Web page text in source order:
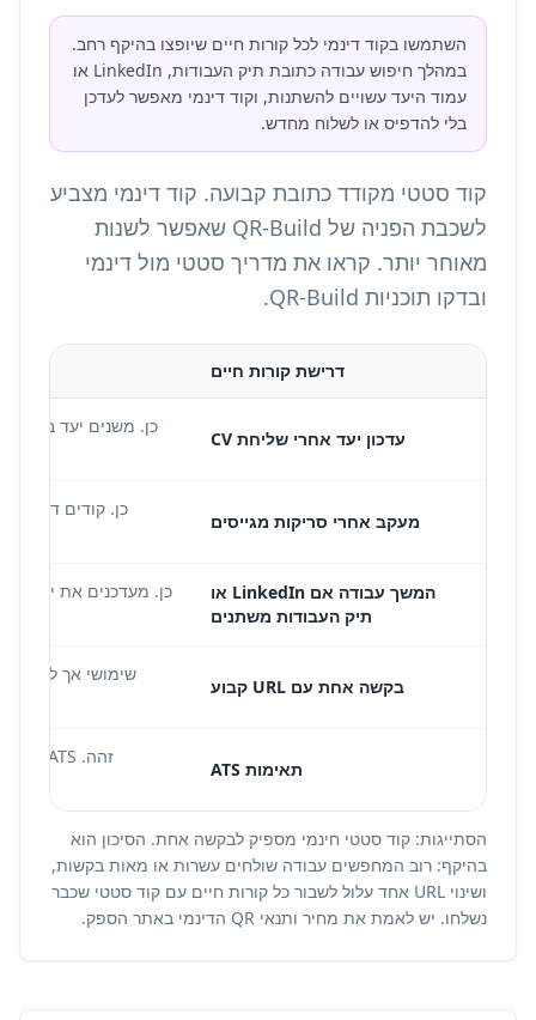
השתמשו בקוד דינמי לכל קורות חיים שיופצו בהיקף רחב.
במהלך חיפוש עבודה כתובת תיק העבודות, LinkedIn או
עמוד היעד עשויים להשתנות, וקוד דינמי מאפשר לעדכן
בלי להדפיס או לשלוח מחדש.
קוד סטטי מקודד כתובת קבועה. קוד דינמי מצביע
לשכבת הפניה של QR-Build שאפשר לשנות
מאוחר יותר. קראו את מדריך סטטי מול דינמי
ובדקו תוכניות QR-Build .
דרישת קורות חיים
עדכון יעד אחרי שליחת CV
כן. משנים יעד בלוח
מעקב אחרי סריקות מגייסים
כן. קודים דינמיים
המשך עבודה אם LinkedIn או
תיק העבודות משתנים
כן. מעדכנים את יעד
בקשה אחת עם URL קבוע
שימושי אך לא
תאימות ATS
הסתייגות: קוד סטטי חינמי מספיק לבקשה אחת. הסיכון הוא
בהיקף: רוב המחפשים עבודה שולחים עשרות או מאות בקשות,
ושינוי URL אחד עלול לשבור כל קורות חיים עם קוד סטטי שכבר
נשלחו. יש לאמת את מחיר ותנאי QR הדינמי באתר הספק.